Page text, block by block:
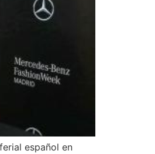
español en